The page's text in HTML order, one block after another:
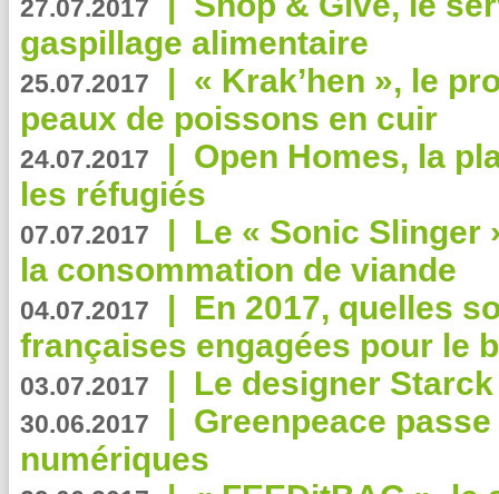
27.07.2017
gaspillage alimentaire
25.07.2017 | « Krak’hen », le
peaux de poissons en cuir
24.07.2017 | Open Homes, la
les réfugiés
07.07.2017 | Le « Sonic Slinger
la consommation de viande
04.07.2017 | En 2017, quelles
françaises engagées pour le
03.07.2017 | Le designer
30.06.2017 | Greenpeace
numériques